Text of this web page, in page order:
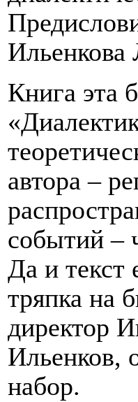
Книга эта
автора –
событий –
Да и текст
тряпка на
директор
Ильенков,
набор.